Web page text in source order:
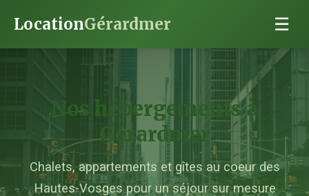
LocationGérardmer ☰
Nos hébergements à
Gérardmer
Chalets, appartements et gîtes au coeur des
Hautes-Vosges pour un séjour sur mesure